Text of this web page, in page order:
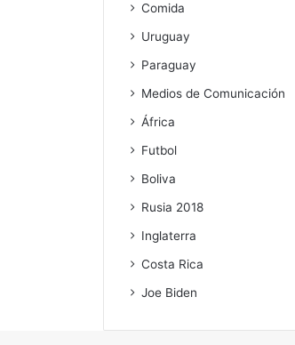
Comida
Uruguay
Paraguay
Medios de Comunicación
África
Futbol
Boliva
Rusia 2018
Inglaterra
Costa Rica
Joe Biden